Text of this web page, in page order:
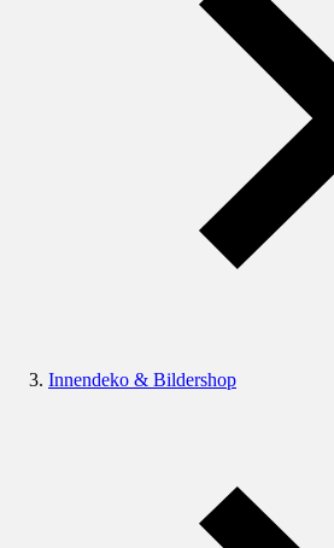
Innendeko & Bildershop